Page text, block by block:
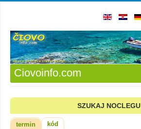
Ciovoinfo.com
SZUKAJ NOCLEGU
termin kód